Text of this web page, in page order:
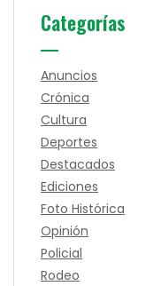
Categorías
Anuncios
Crónica
Cultura
Deportes
Destacados
Ediciones
Foto Histórica
Opinión
Policial
Rodeo